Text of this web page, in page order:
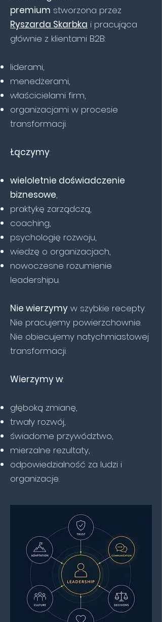
premium stworzona przez
Ryszarda Skarbka i pracująca
głównie z klientami B2B:
liderami,
menedżerami,
właścicielami firm,
organizacjami w procesie
transformacji.
Łączymy:
wieloletnie doświadczenie
biznesowe,
praktykę zarządczą,
coaching,
psychologię rozwoju,
wiedzę o organizacjach,
nowoczesne rozumienie
leadershipu.
Nie wierzymy w szybkie recepty.
Nie pracujemy powierzchownie.
Nie obiecujemy natychmiastowej
transformacji.
Wierzymy w:
głęboką zmianę,
trwały rozwój,
świadome przywództwo,
mierzalne rezultaty,
odpowiedzialność za ludzi i
organizacje.